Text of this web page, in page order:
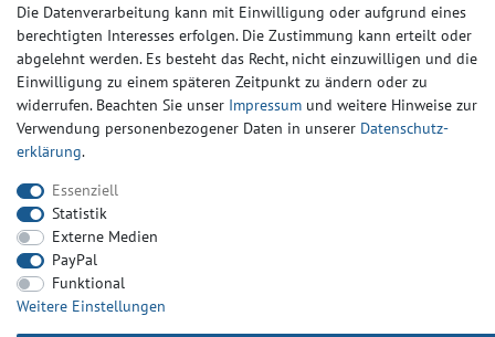
Die Datenverarbeitung kann mit Einwilligung oder aufgrund eines
berechtigten Interesses erfolgen. Die Zustimmung kann erteilt oder
abgelehnt werden. Es besteht das Recht, nicht einzuwilligen und die
Einwilligung zu einem späteren Zeitpunkt zu ändern oder zu
widerrufen. Beachten Sie unser Impressum und weitere Hinweise zur
Verwendung personenbezogener Daten in unserer Daten­schutz­
erklärung.
Essenziell
Statistik
Externe Medien
PayPal
Funktional
Weitere Einstellungen